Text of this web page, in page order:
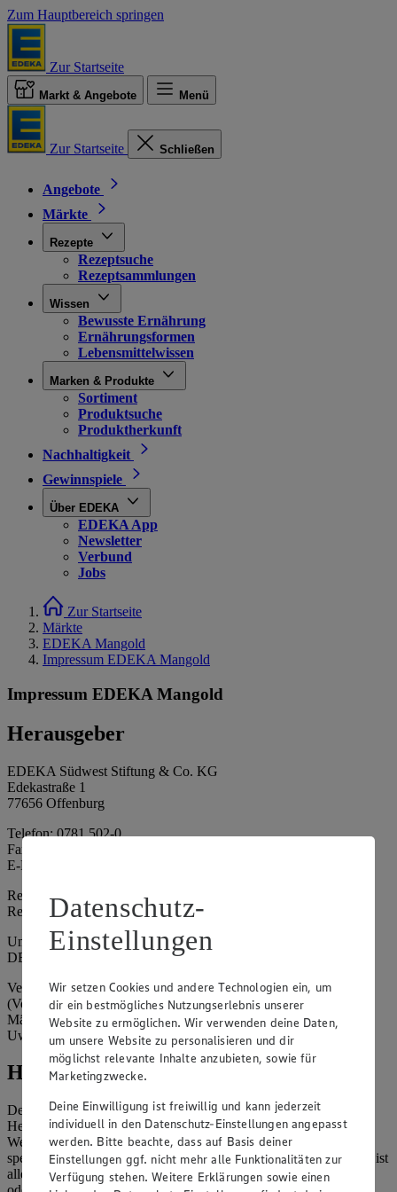
Zum Hauptbereich springen
Zur Startseite
Markt & Angebote Menü
Zur Startseite Schließen
Angebote
Märkte
Rezepte
Rezeptsuche
Rezeptsammlungen
Wissen
Bewusste Ernährung
Ernährungsformen
Lebensmittelwissen
Marken & Produkte
Sortiment
Produktsuche
Produktherkunft
Nachhaltigkeit
Gewinnspiele
Über EDEKA
EDEKA App
Newsletter
Verbund
Jobs
Zur Startseite
Märkte
EDEKA Mangold
Impressum EDEKA Mangold
Impressum EDEKA Mangold
Herausgeber
EDEKA Südwest Stiftung & Co. KG
Edekastraße 1
77656 Offenburg
Telefon: 0781 502-0
Fax: 0781 502-6180
E-Mail: kundenservice@edeka-suedwest.de
Registergericht: Amtsgericht Freiburg i.B.
Registernummer: HRA 707629
Umsatzsteuer-Identifikationsnummer gem. § 27a UStG:
DE815916131
Vertretungsberechtigte: Rainer Huber (Sprecher)
(Vorstandsmitglied), Klaus Fickert (Vorstandsmitglied), Jürgen
Mäder (Vorstandsmitglied), Patrick Mogck (Vorstandsmitglied),
Uwe Kohler
Hinweise
Der Inhalt dieser Website ist urheberrechtlich geschützt. Der
Herausgeber gewährt Ihnen jedoch das Recht, den auf dieser
Website bereitgestellten Text ganz oder ausschnittsweise zu
speichern und zu vervielfältigen. Aus Gründen des Urheberrechts ist
allerdings die Speicherung und Vervielfältigung von Bildmaterial
Datenschutz-
Einstellungen
Wir setzen Cookies und andere Technologien ein, um
dir ein bestmögliches Nutzungserlebnis unserer
Website zu ermöglichen. Wir verwenden deine Daten,
um unsere Website zu personalisieren und dir
möglichst relevante Inhalte anzubieten, sowie für
Marketingzwecke.
Deine Einwilligung ist freiwillig und kann jederzeit
individuell in den Datenschutz-Einstellungen angepasst
werden. Bitte beachte, dass auf Basis deiner
Einstellungen ggf. nicht mehr alle Funktionalitäten zur
Verfügung stehen. Weitere Erklärungen sowie einen